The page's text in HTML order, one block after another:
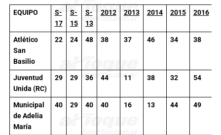
EQUIPO
S-
17
S-
15
S-
13
2012 2013 2014 2015 2016
Atlético
San
Basilio
22 24 48 38 37 46 34 38
Juventud
Unida (RC)
29 29 36 44 11 38 32 54
Municipal
de Adelia
María
40 29 40 40 16 13 44 49